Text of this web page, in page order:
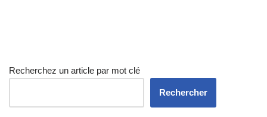
Recherchez un article par mot clé
Rechercher